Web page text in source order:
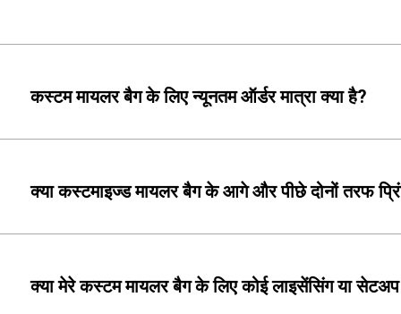
कस्टम मायलर बैग के लिए न्यूनतम ऑर्डर मात्रा क्या है?
क्या कस्टमाइज्ड मायलर बैग के आगे और पीछे दोनों तरफ
क्या मेरे कस्टम मायलर बैग के लिए कोई लाइसेंसिंग या